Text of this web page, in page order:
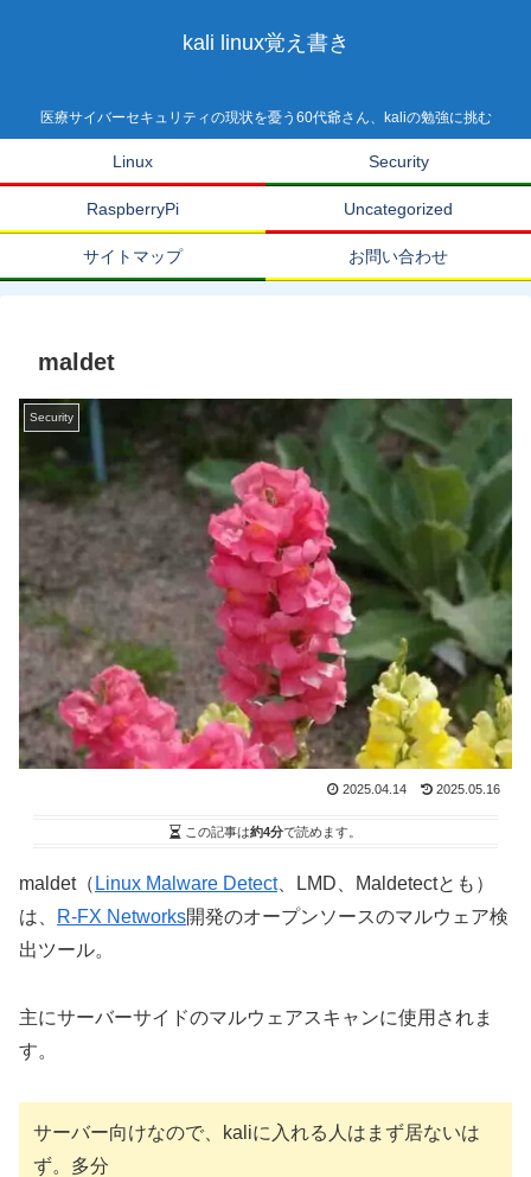
kali linux覚え書き
医療サイバーセキュリティの現状を憂う60代爺さん、kaliの勉強に挑む
Linux Security
RaspberryPi Uncategorized
サイトマップ お問い合わせ
maldet
Security
2025.04.14 2025.05.16
この記事は約4分で読めます。
maldet（ Linux Malware Detect、LMD、Maldetectとも）
は、
R-FX Networks開発のオープンソースのマルウェア検
出ツール。
主にサーバーサイドのマルウェアスキャンに使用されま
す。
サーバー向けなので、kaliに入れる人はまず居ないは
ず。多分